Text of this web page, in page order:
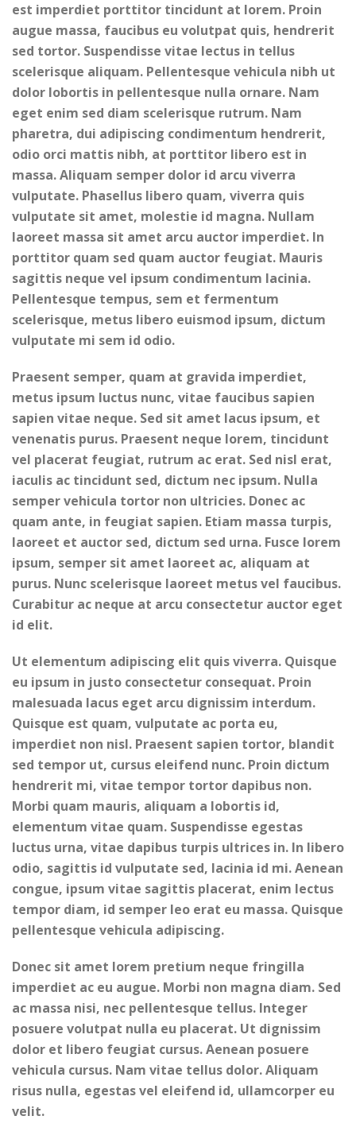
est imperdiet porttitor tincidunt at lorem. Proin
augue massa, faucibus eu volutpat quis, hendrerit
sed tortor. Suspendisse vitae lectus in tellus
scelerisque aliquam. Pellentesque vehicula nibh ut
dolor lobortis in pellentesque nulla ornare. Nam
eget enim sed diam scelerisque rutrum. Nam
pharetra, dui adipiscing condimentum hendrerit,
odio orci mattis nibh, at porttitor libero est in
massa. Aliquam semper dolor id arcu viverra
vulputate. Phasellus libero quam, viverra quis
vulputate sit amet, molestie id magna. Nullam
laoreet massa sit amet arcu auctor imperdiet. In
porttitor quam sed quam auctor feugiat. Mauris
sagittis neque vel ipsum condimentum lacinia.
Pellentesque tempus, sem et fermentum
scelerisque, metus libero euismod ipsum, dictum
vulputate mi sem id odio.
Praesent semper, quam at gravida imperdiet,
metus ipsum luctus nunc, vitae faucibus sapien
sapien vitae neque. Sed sit amet lacus ipsum, et
venenatis purus. Praesent neque lorem, tincidunt
vel placerat feugiat, rutrum ac erat. Sed nisl erat,
iaculis ac tincidunt sed, dictum nec ipsum. Nulla
semper vehicula tortor non ultricies. Donec ac
quam ante, in feugiat sapien. Etiam massa turpis,
laoreet et auctor sed, dictum sed urna. Fusce lorem
ipsum, semper sit amet laoreet ac, aliquam at
purus. Nunc scelerisque laoreet metus vel faucibus.
Curabitur ac neque at arcu consectetur auctor eget
id elit.
Ut elementum adipiscing elit quis viverra. Quisque
eu ipsum in justo consectetur consequat. Proin
malesuada lacus eget arcu dignissim interdum.
Quisque est quam, vulputate ac porta eu,
imperdiet non nisl. Praesent sapien tortor, blandit
sed tempor ut, cursus eleifend nunc. Proin dictum
hendrerit mi, vitae tempor tortor dapibus non.
Morbi quam mauris, aliquam a lobortis id,
elementum vitae quam. Suspendisse egestas
luctus urna, vitae dapibus turpis ultrices in. In libero
odio, sagittis id vulputate sed, lacinia id mi. Aenean
congue, ipsum vitae sagittis placerat, enim lectus
tempor diam, id semper leo erat eu massa. Quisque
pellentesque vehicula adipiscing.
Donec sit amet lorem pretium neque fringilla
imperdiet ac eu augue. Morbi non magna diam. Sed
ac massa nisi, nec pellentesque tellus. Integer
posuere volutpat nulla eu placerat. Ut dignissim
dolor et libero feugiat cursus. Aenean posuere
vehicula cursus. Nam vitae tellus dolor. Aliquam
risus nulla, egestas vel eleifend id, ullamcorper eu
velit.